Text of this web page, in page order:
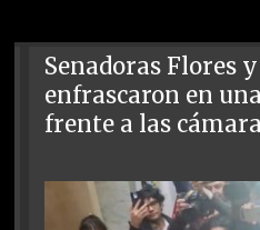
Senadoras Flores
enfrascaron en
frente a las